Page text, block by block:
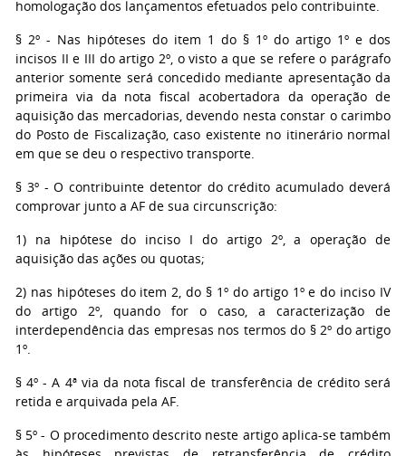
homologação dos lançamentos efetuados pelo contribuinte.
§ 2º - Nas hipóteses do item 1 do § 1º do artigo 1º e dos
incisos II e III do artigo 2º, o visto a que se refere o parágrafo
anterior somente será concedido mediante apresentação da
primeira via da nota fiscal acobertadora da operação de
aquisição das mercadorias, devendo nesta constar o carimbo
do Posto de Fiscalização, caso existente no itinerário normal
em que se deu o respectivo transporte.
§ 3º - O contribuinte detentor do crédito acumulado deverá
comprovar junto a AF de sua circunscrição:
1) na hipótese do inciso I do artigo 2º, a operação de
aquisição das ações ou quotas;
2) nas hipóteses do item 2, do § 1º do artigo 1º e do inciso IV
do artigo 2º, quando for o caso, a caracterização de
interdependência das empresas nos termos do § 2º do artigo
1º.
§ 4º - A 4ª via da nota fiscal de transferência de crédito será
retida e arquivada pela AF.
§ 5º - O procedimento descrito neste artigo aplica-se também